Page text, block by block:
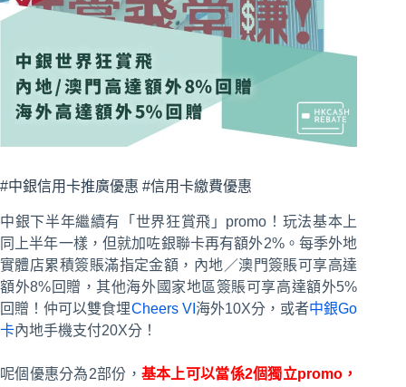
#中銀信用卡推廣優惠 #信用卡繳費優惠
中銀下半年繼續有「世界狂賞飛」promo！玩法基本上
同上半年一樣，但就加咗銀聯卡再有額外2%。每季外地
實體店累積簽賬滿指定金額，內地／澳門簽賬可享高達
額外8%回贈，其他海外國家地區簽賬可享高達額外5%
回贈！仲可以雙食埋Cheers VI 海外10X分，或者中銀Go
卡內地手機支付20X分！
呢個優惠分為2部份， 基本上可以當係2個獨立promo，